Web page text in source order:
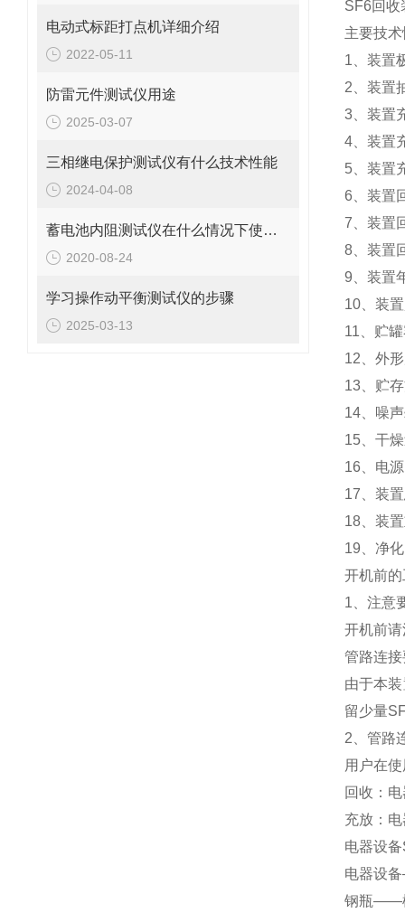
电动式标距打点机详细介绍
2022-05-11
防雷元件测试仪用途
2025-03-07
三相继电保护测试仪有什么技术性能
2024-04-08
蓄电池内阻测试仪在什么情况下使用？
2020-08-24
学习操作动平衡测试仪的步骤
2025-03-13
SF6回收
主要技
1、装置
2、装置
3、装置
4、装置
5、装置
6、装置
7、装置
8、装置
9、装置
10、装
11、贮
12、外
13、贮
14、噪
15、干
16、电
17、装
18、装
19、净
开机前
1、注意
开机前
管路连
由于本
留少量
2、管路
用户在
回收：
充放：
电器设
电器设
钢瓶——